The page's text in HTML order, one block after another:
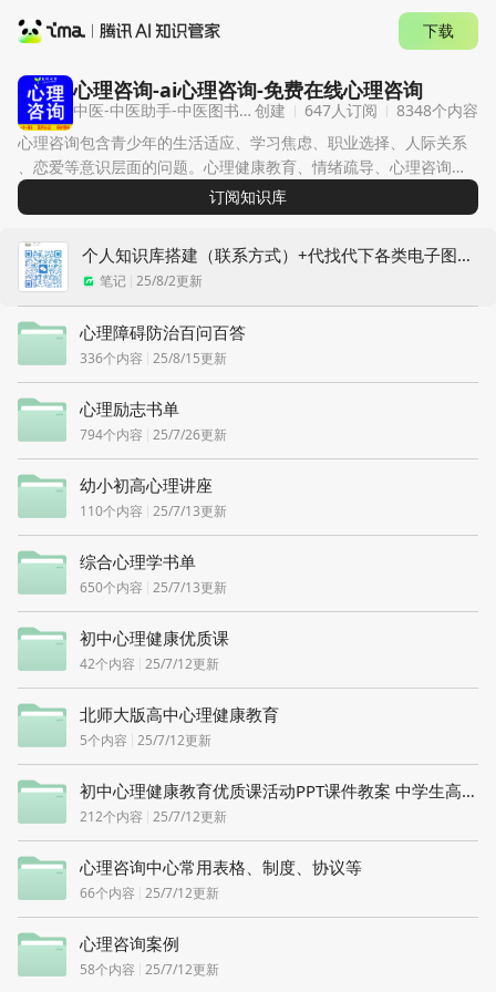
下载
心理咨询-ai心理咨询-免费在线心理咨询
中医-中医助手-中医图书心
理咨询
创建 647人订阅 8348个内容
心理咨询包含青少年的生活适应、学习焦虑、职业选择、人际关系
、恋爱等意识层面的问题。心理健康教育、情绪疏导、心理咨询，
自我疗愈，ai心理咨询，免费在线心理咨询。
订阅知识库
个人知识库搭建（联系方式）+代找代下各类电子图书和资料-推荐...
笔记 25/8/2更新
心理障碍防治百问百答
336个内容 25/8/15更新
心理励志书单
794个内容 25/7/26更新
幼小初高心理讲座
110个内容 25/7/13更新
综合心理学书单
650个内容 25/7/13更新
初中心理健康优质课
42个内容 25/7/12更新
北师大版高中心理健康教育
5个内容 25/7/12更新
初中心理健康教育优质课活动PPT课件教案 中学生高中青春期案例
212个内容 25/7/12更新
心理咨询中心常用表格、制度、协议等
66个内容 25/7/12更新
心理咨询案例
58个内容 25/7/12更新